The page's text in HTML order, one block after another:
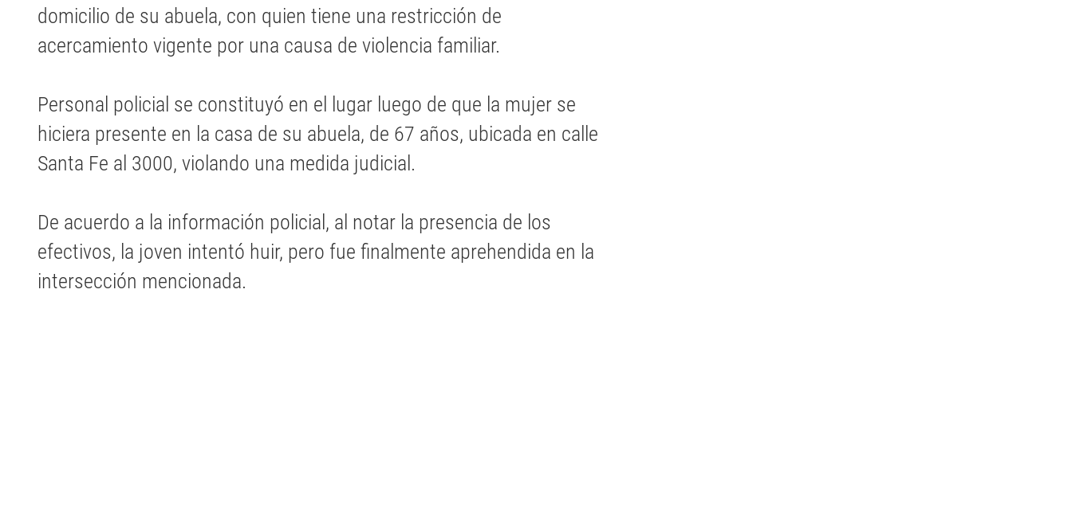
domicilio de su abuela, con quien tiene una restricción de
acercamiento vigente por una causa de violencia familiar.
Personal policial se constituyó en el lugar luego de que la mujer se
hiciera presente en la casa de su abuela, de 67 años, ubicada en calle
Santa Fe al 3000, violando una medida judicial.
De acuerdo a la información policial, al notar la presencia de los
efectivos, la joven intentó huir, pero fue finalmente aprehendida en la
intersección mencionada.